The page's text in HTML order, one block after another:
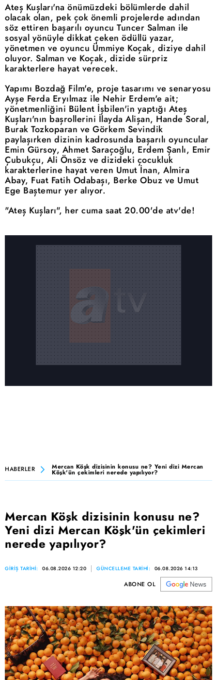
Ateş Kuşları'na önümüzdeki bölümlerde dahil
olacak olan, pek çok önemli projelerde adından
söz ettiren başarılı oyuncu Tuncer Salman ile
sosyal yönüyle dikkat çeken ödüllü yazar,
yönetmen ve oyuncu Ümmiye Koçak, diziye dahil
oluyor. Salman ve Koçak, dizide sürpriz
karakterlere hayat verecek.
Yapımı Bozdağ Film'e, proje tasarımı ve senaryosu
Ayşe Ferda Eryılmaz ile Nehir Erdem'e ait;
yönetmenliğini Bülent İşbilen'in yaptığı Ateş
Kuşları'nın başrollerini İlayda Alişan, Hande Soral,
Burak Tozkoparan ve Görkem Sevindik
paylaşırken dizinin kadrosunda başarılı oyuncular
Emin Gürsoy, Ahmet Saraçoğlu, Erdem Şanlı, Emir
Çubukçu, Ali Önsöz ve dizideki çocukluk
karakterlerine hayat veren Umut İnan, Almira
Abay, Fuat Fatih Odabaşı, Berke Obuz ve Umut
Ege Baştemur yer alıyor.
"Ateş Kuşları", her cuma saat 20.00'de atv'de!
HABERLER Mercan Köşk dizisinin konusu ne? Yeni dizi Mercan
Köşk'ün çekimleri nerede yapılıyor?
Mercan Köşk dizisinin konusu ne?
Yeni dizi Mercan Köşk'ün çekimleri
nerede yapılıyor?
GİRİŞ TARİHİ: 06.08.2026 12:20 GÜNCELLEME TARİHİ: 06.08.2026 14:13
ABONE OL